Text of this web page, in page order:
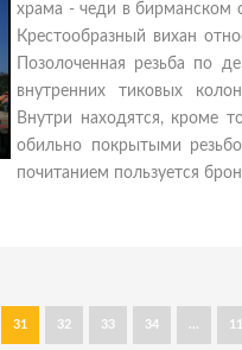
храма - чеди в бирманском
Крестообразный вихан
Позолоченная резьба по
внутренних тиковых
Внутри находятся, кроме
обильно покрытыми
почитанием пользуется
31 32 33 34 ...